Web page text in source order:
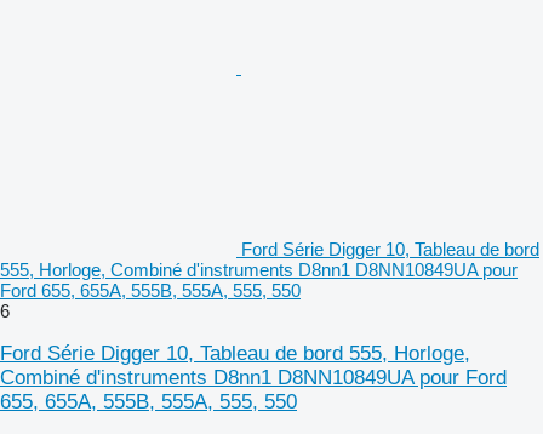
Ford Série Digger 10, Tableau de bord
555, Horloge, Combiné d'instruments D8nn1 D8NN10849UA pour
Ford 655, 655A, 555B, 555A, 555, 550
6
Ford Série Digger 10, Tableau de bord 555, Horloge,
Combiné d'instruments D8nn1 D8NN10849UA pour Ford
655, 655A, 555B, 555A, 555, 550